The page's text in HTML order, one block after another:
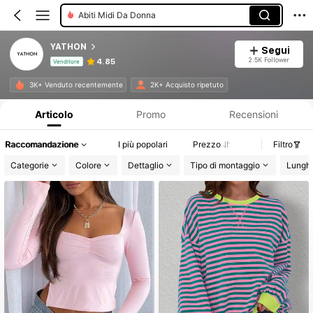
Abiti Midi Da Donna
YATHON
Venditore 4.85
Segui
2.5K Follower
3K+ Venduto recentemente 2K+ Acquisto ripetuto
Articolo Promo Recensioni
Raccomandazione I più popolari Prezzo
Filtro
Categorie
Colore Dettaglio Tipo di montaggio